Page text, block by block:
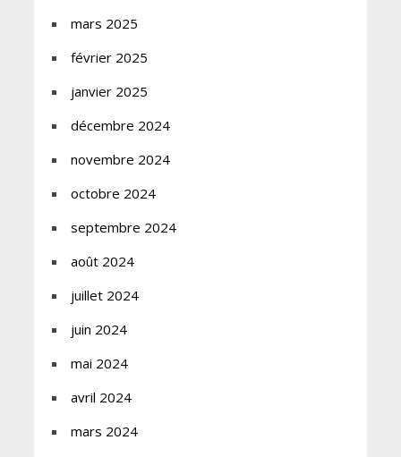
mars 2025
février 2025
janvier 2025
décembre 2024
novembre 2024
octobre 2024
septembre 2024
août 2024
juillet 2024
juin 2024
mai 2024
avril 2024
mars 2024